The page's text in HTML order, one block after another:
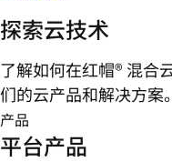
探索云技术
了解如何在红帽® 混合
们的云产品和解决方案。
产品
平台产品